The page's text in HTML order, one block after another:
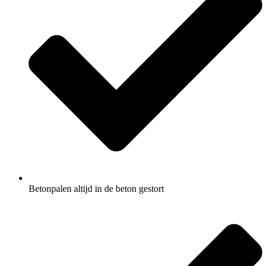
Betonpalen altijd in de beton gestort